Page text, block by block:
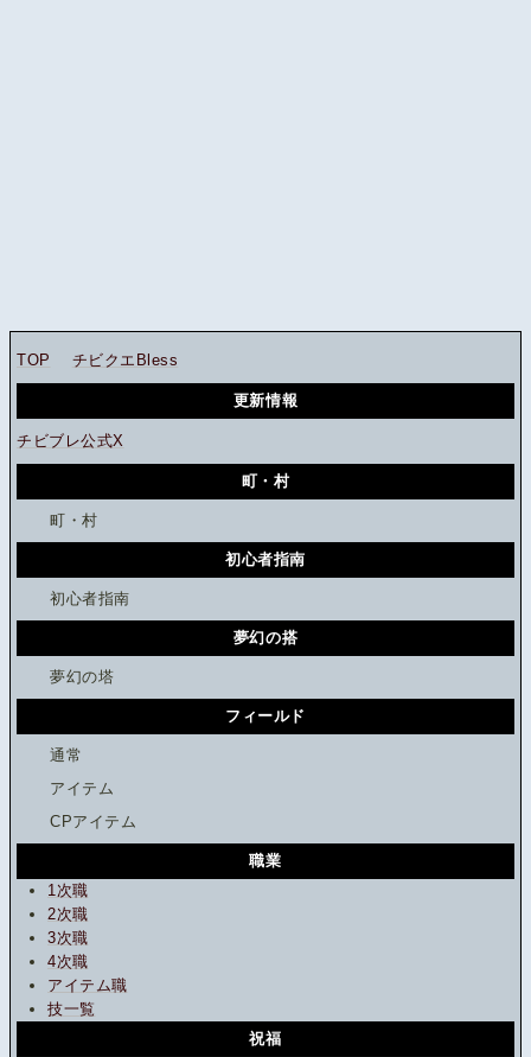
TOP チビクエBless
更新情報
チビブレ公式X
町・村
町・村
初心者指南
初心者指南
夢幻の搭
夢幻の塔
フィールド
通常
アイテム
CPアイテム
職業
1次職
2次職
3次職
4次職
アイテム職
技一覧
祝福